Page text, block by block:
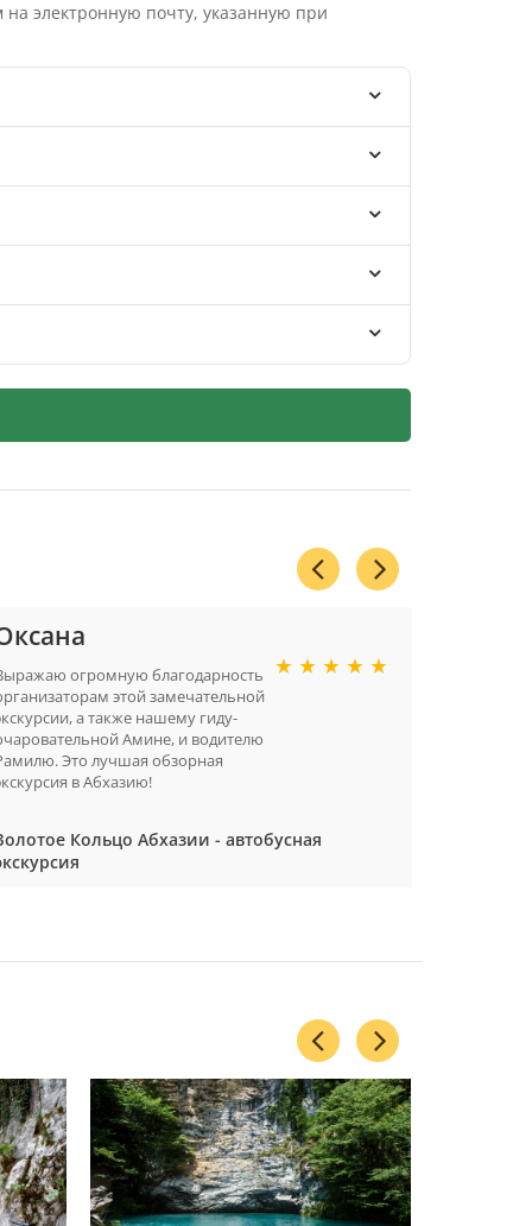
электронную почту, указанную при
огромную благодарность
этой замечательной
а также нашему гиду-
Амине, и водителю
Это лучшая обзорная
в Абхазию!
Кольцо Абхазии - автобусная